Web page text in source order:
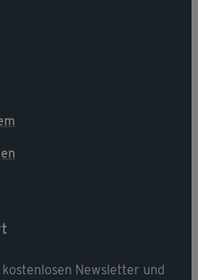
Newsletter und